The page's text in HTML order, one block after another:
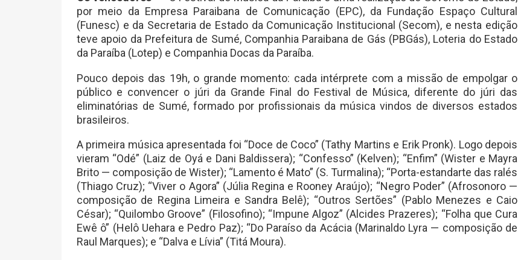
por meio da Empresa Paraibana de Comunicação (EPC), da Fundação Espaço Cultural
(Funesc) e da Secretaria de Estado da Comunicação Institucional (Secom), e nesta edição
teve apoio da Prefeitura de Sumé, Companhia Paraibana de Gás (PBGás), Loteria do Estado
da Paraíba (Lotep) e Companhia Docas da Paraíba.
Pouco depois das 19h, o grande momento: cada intérprete com a missão de empolgar o
público e convencer o júri da Grande Final do Festival de Música, diferente do júri das
eliminatórias de Sumé, formado por profissionais da música vindos de diversos estados
brasileiros.
A primeira música apresentada foi “Doce de Coco” (Tathy Martins e Erik Pronk). Logo depois
vieram “Odé” (Laiz de Oyá e Dani Baldissera); “Confesso” (Kelven); “Enfim” (Wister e Mayra
Brito — composição de Wister); “Lamento é Mato” (S. Turmalina); “Porta-estandarte das ralés
(Thiago Cruz); “Viver o Agora” (Júlia Regina e Rooney Araújo); “Negro Poder” (Afrosonoro —
composição de Regina Limeira e Sandra Belê); “Outros Sertões” (Pablo Menezes e Caio
César); “Quilombo Groove” (Filosofino); “Impune Algoz” (Alcides Prazeres); “Folha que Cura
Ewê ô” (Helô Uehara e Pedro Paz); “Do Paraíso da Acácia (Marinaldo Lyra — composição de
Raul Marques); e “Dalva e Lívia” (Titá Moura).